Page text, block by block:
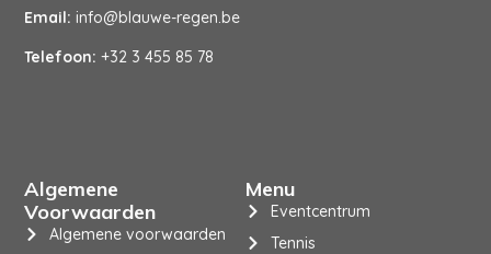
Menu
Eventcentrum
Tennis
Algemene
Voorwaarden
Algemene voorwaarden
Email:info@blauwe-regen.be
Telefoon:+32 3 455 85 78